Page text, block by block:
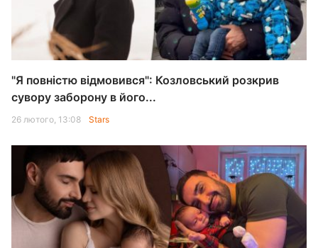
"Я повністю відмовився": Козловський розкрив
сувору заборону в його...
26 лютого, 13:08 Stars